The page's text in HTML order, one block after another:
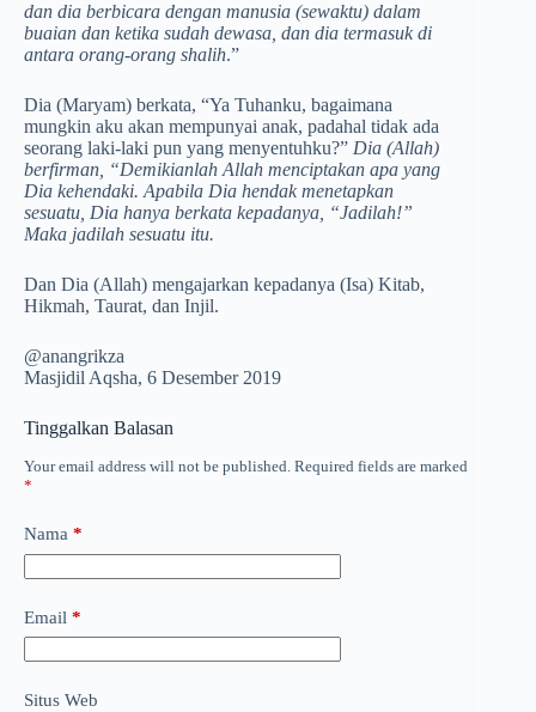
dan dia berbicara dengan manusia (sewaktu) dalam
buaian dan ketika sudah dewasa, dan dia termasuk di
antara orang-orang shalih.”
Dia (Maryam) berkata, “Ya Tuhanku, bagaimana
mungkin aku akan mempunyai anak, padahal tidak ada
seorang laki-laki pun yang menyentuhku?” Dia (Allah)
berfirman, “Demikianlah Allah menciptakan apa yang
Dia kehendaki. Apabila Dia hendak menetapkan
sesuatu, Dia hanya berkata kepadanya, “Jadilah!”
Maka jadilah sesuatu itu.
Dan Dia (Allah) mengajarkan kepadanya (Isa) Kitab,
Hikmah, Taurat, dan Injil.
@anangrikza
Masjidil Aqsha, 6 Desember 2019
Tinggalkan Balasan
Your email address will not be published. Required fields are marked
*
Nama *
Email *
Situs Web